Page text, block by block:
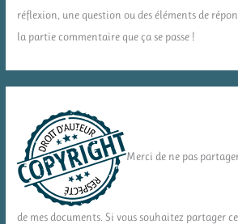
réflexion, une question ou des éléments de
la partie commentaire que ça se passe !
Merci de ne pas
de mes documents. Si vous souhaitez partager